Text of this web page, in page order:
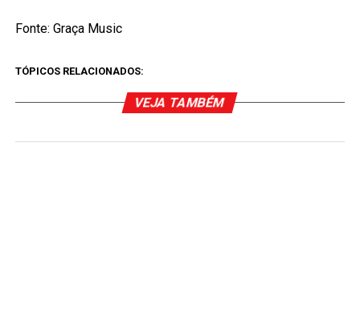
Fonte: Graça Music
TÓPICOS RELACIONADOS:
VEJA TAMBÉM